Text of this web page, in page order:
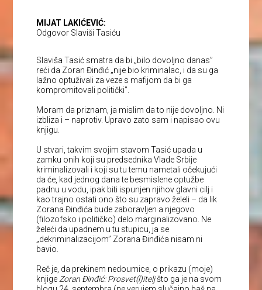
MIJAT LAKIĆEVIĆ:
Odgovor Slaviši Tasiću
Slaviša Tasić smatra da bi „bilo dovoljno danas”
reći da Zoran Đinđić „nije bio kriminalac, i da su ga
lažno optuživali za veze s mafijom da bi ga
kompromitovali politički”.
Moram da priznam, ja mislim da to nije dovoljno. Ni
izbliza i – naprotiv. Upravo zato sam i napisao ovu
knjigu.
U stvari, takvim svojim stavom Tasić upada u
zamku onih koji su predsednika Vlade Srbije
kriminalizovali i koji su tu temu nametali očekujući
da će, kad jednog dana te besmislene optužbe
padnu u vodu, ipak biti ispunjen njihov glavni cilj i
kao trajno ostati ono što su zapravo želeli – da lik
Zorana Đinđića bude zaboravljen a njegovo
(filozofsko i političko) delo marginalizovano. Ne
želeći da upadnem u tu stupicu, ja se
„dekriminalizacijom” Zorana Đinđića nisam ni
bavio.
Reč je, da prekinem nedoumice, o prikazu (moje)
knjige Zoran Đinđić: Prosvet(l)iteljšto ga je na svom